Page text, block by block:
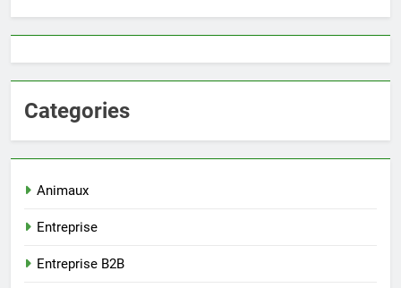
Categories
Animaux
Entreprise
Entreprise B2B